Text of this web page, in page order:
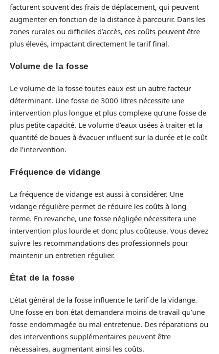
facturent souvent des frais de déplacement, qui peuvent
augmenter en fonction de la distance à parcourir. Dans les
zones rurales ou difficiles d’accès, ces coûts peuvent être
plus élevés, impactant directement le tarif final.
Volume de la fosse
Le volume de la fosse toutes eaux est un autre facteur
déterminant. Une fosse de 3000 litres nécessite une
intervention plus longue et plus complexe qu’une fosse de
plus petite capacité. Le volume d’eaux usées à traiter et la
quantité de boues à évacuer influent sur la durée et le coût
de l’intervention.
Fréquence de vidange
La fréquence de vidange est aussi à considérer. Une
vidange régulière permet de réduire les coûts à long
terme. En revanche, une fosse négligée nécessitera une
intervention plus lourde et donc plus coûteuse. Vous devez
suivre les recommandations des professionnels pour
maintenir un entretien régulier.
État de la fosse
L’état général de la fosse influence le tarif de la vidange.
Une fosse en bon état demandera moins de travail qu’une
fosse endommagée ou mal entretenue. Des réparations ou
des interventions supplémentaires peuvent être
nécessaires, augmentant ainsi les coûts.